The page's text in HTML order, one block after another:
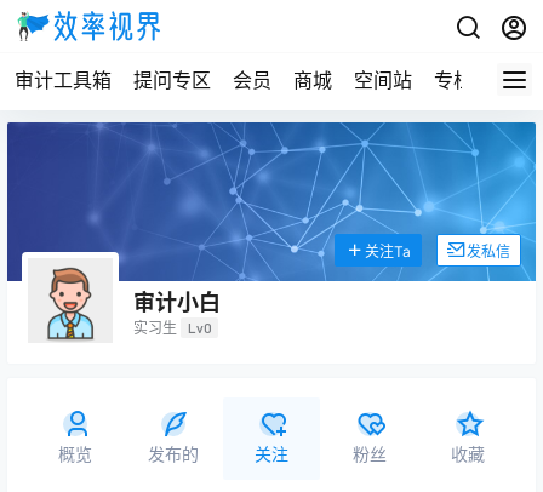
审计工具箱 提问专区 会员 商城 空间站 专栏
审计小白
实习生 Lv0
关注Ta 发私信
概览 发布的 关注 粉丝 收藏